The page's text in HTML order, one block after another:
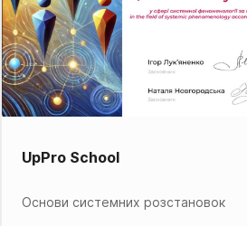
UpPro School
Основи системних розстановок